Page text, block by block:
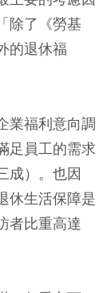
除了《勞基
的退休福
業福利意向調
足員工的需求
成）。也因
休生活保障是
者比重高達